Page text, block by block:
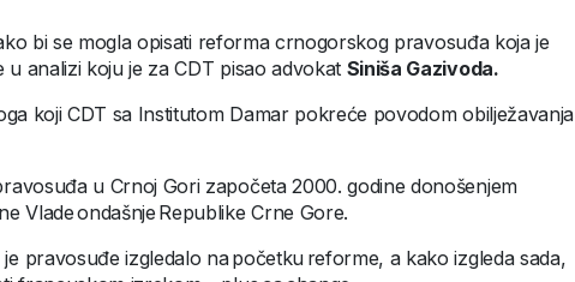
bi se mogla opisati reforma crnogorskog pravosuđa koja je
analizi koju je za CDT pisao advokat Siniša Gazivoda.
koji CDT sa Institutom Damar pokreće povodom obilježavanja
u Crnoj Gori započeta 2000. godine donošenjem
Vlade ondašnje Republike Crne Gore.
pravosuđe izgledalo na početku reforme, a kako izgleda sada,